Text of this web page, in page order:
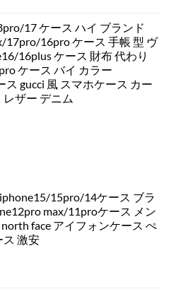
17 ケース ハイ ブランド
17pro/16pro ケース 手帳 型 ヴ
16plus ケース 財布 代わり
ケース バイ カラー
ス gucci 風 スマホケース カー
レザー デニム
15pro/14ケース ブラ
max/11proケース メン
face アイフォンケース ぺ
ス 激安